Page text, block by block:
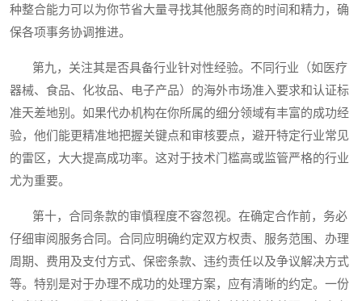
种整合能力可以为你节省大量寻找其他服务商的时间和精力，确
保各项事务协调推进。
第九，关注其是否具备行业针对性经验。不同行业（如医疗
器械、食品、化妆品、电子产品）的海外市场准入要求和认证标
准天差地别。如果代办机构在你所属的细分领域有丰富的成功经
验，他们能更精准地把握关键点和审核要点，避开特定行业常见
的雷区，大大提高成功率。这对于技术门槛高或监管严格的行业
尤为重要。
第十，合同条款的审慎程度不容忽视。在确定合作前，务必
仔细审阅服务合同。合同应明确约定双方权责、服务范围、办理
周期、费用及支付方式、保密条款、违约责任以及争议解决方式
等。特别是对于办理不成功的处理方案，应有清晰的约定。一份